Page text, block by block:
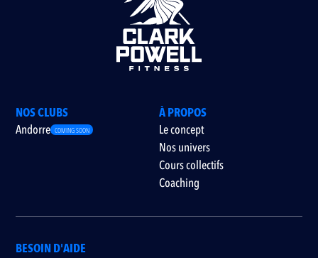
NOS CLUBS
Andorre COMING SOON
À PROPOS
Le concept
Nos univers
Cours collectifs
Coaching
BESOIN D'AIDE